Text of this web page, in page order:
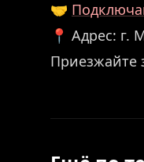
🤝
📍 Адрес: г.
Приезжайте